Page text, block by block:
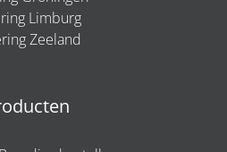
Limburg
Zeeland